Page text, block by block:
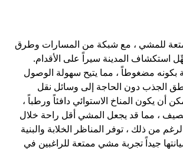
للمشي ، مع شبكة من المسارات وطرق
استكشاف المدينة سيراً على الأقدام.
بكونه مضغوطاً ، مما يتيح سهولة الوصول
الجذب دون الحاجة إلى وسائل نقل
أن يكون المناخ الاستوائي دافئاً ورطباً ،
، مما قد يجعل المشي أقل راحة خلال
من ذلك ، توفر المناظر الخلابة والبنية
جيداً تجربة مشي ممتعة للراغبين في